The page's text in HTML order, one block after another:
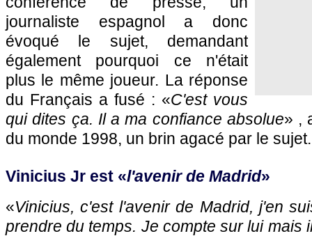
journaliste espagnol a donc
évoqué le sujet, demandant
également pourquoi ce n'était
plus le même joueur. La réponse
du Français a fusé : «C'est vous
qui dites ça. Il a ma confiance absolue» ,
du monde 1998, un brin agacé par le sujet.
Vinicius Jr est «l'avenir de Madrid»
«Vinicius, c'est l'avenir de Madrid, j'en
prendre du temps. Je compte sur lui mais